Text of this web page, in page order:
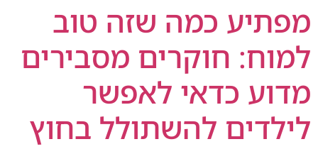
מפתיע כמה שזה טוב
למוח: חוקרים מסבירים
מדוע כדאי לאפשר
לילדים להשתולל בחוץ